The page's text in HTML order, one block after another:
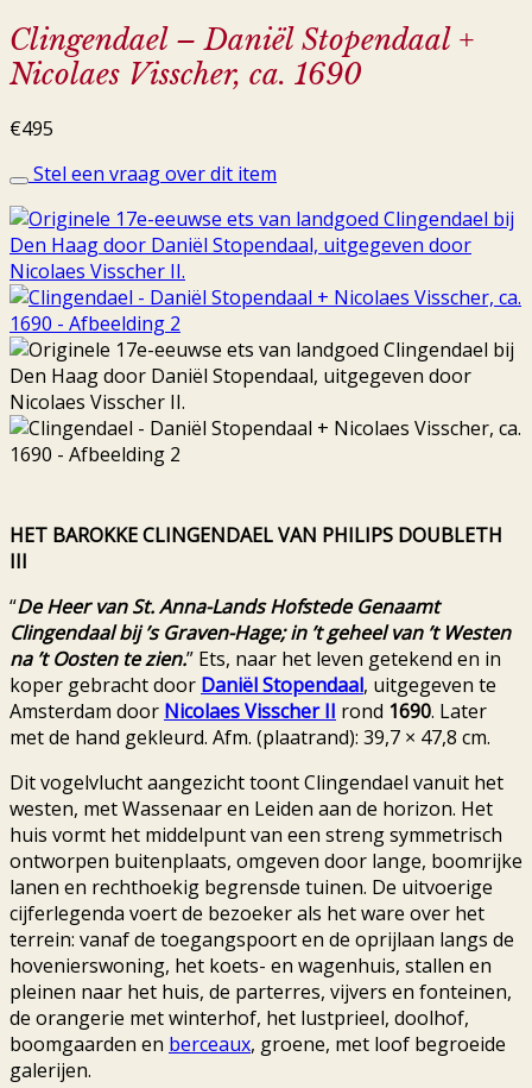
Clingendael – Daniël Stopendaal +
Nicolaes Visscher, ca. 1690
€495
Stel een vraag over dit item
HET BAROKKE CLINGENDAEL VAN PHILIPS DOUBLETH
III
“De Heer van St. Anna-Lands Hofstede Genaamt
Clingendaal bij ’s Graven-Hage; in ’t geheel van ’t Westen
na ’t Oosten te zien.” Ets, naar het leven getekend en in
koper gebracht door Daniël Stopendaal, uitgegeven te
Amsterdam door Nicolaes Visscher II rond 1690. Later
met de hand gekleurd. Afm. (plaatrand): 39,7 × 47,8 cm.
Dit vogelvlucht aangezicht toont Clingendael vanuit het
westen, met Wassenaar en Leiden aan de horizon. Het
huis vormt het middelpunt van een streng symmetrisch
ontworpen buitenplaats, omgeven door lange, boomrijke
lanen en rechthoekig begrensde tuinen. De uitvoerige
cijferlegenda voert de bezoeker als het ware over het
terrein: vanaf de toegangspoort en de oprijlaan langs de
hovenierswoning, het koets- en wagenhuis, stallen en
pleinen naar het huis, de parterres, vijvers en fonteinen,
de orangerie met winterhof, het lustprieel, doolhof,
boomgaarden en berceaux, groene, met loof begroeide
galerijen.